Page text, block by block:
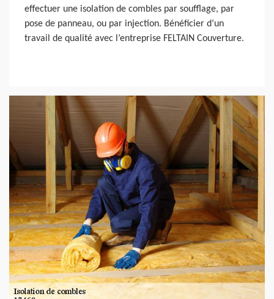
effectuer une isolation de combles par soufflage, par
pose de panneau, ou par injection. Bénéficier d’un
travail de qualité avec l’entreprise FELTAIN Couverture.